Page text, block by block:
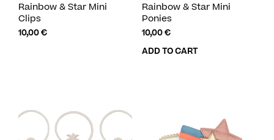
Rainbow & Star Mini
Clips
10,00€
Rainbow & Star Mini
Ponies
10,00€
ADD TO CART